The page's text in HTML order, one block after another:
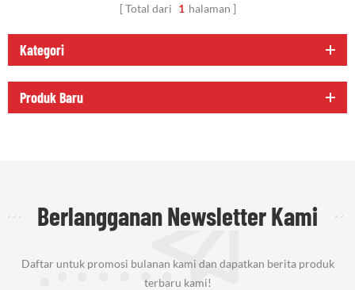
Total dari 1 halaman
Kategori
Produk Baru
Berlangganan Newsletter Kami
Daftar untuk promosi bulanan kami dan dapatkan berita produk
terbaru kami!